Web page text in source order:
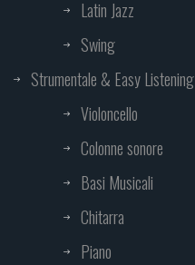
Latin Jazz
Swing
Strumentale & Easy Listening
Violoncello
Colonne sonore
Basi Musicali
Chitarra
Piano